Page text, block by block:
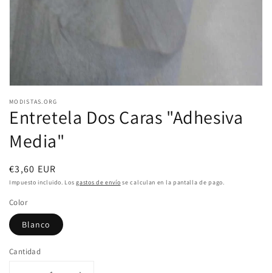
MODISTAS.ORG
Entretela Dos Caras "Adhesiva
Media"
Precio
habitual
€3,60 EUR
Impuesto incluido. Losgastos de envío se calculan en la pantalla de pago.
Color
Blanco
Cantidad